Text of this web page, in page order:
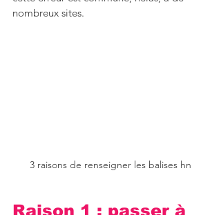
nombreux sites.
3 raisons de renseigner les balises hn
Raison 1 : passer à